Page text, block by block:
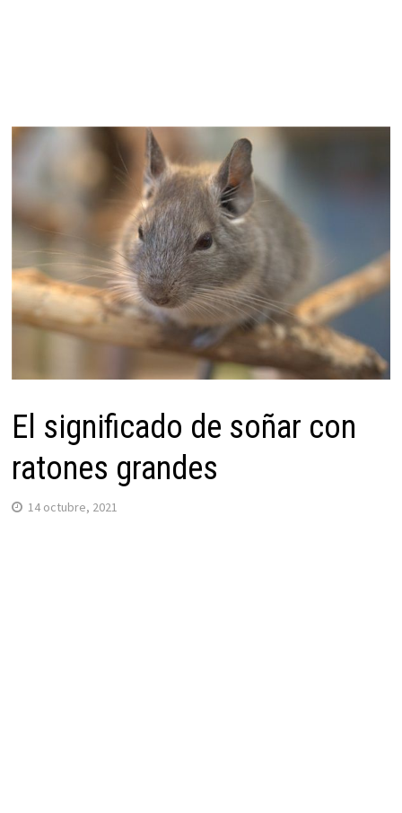
El significado de soñar con
ratones grandes
14 octubre, 2021